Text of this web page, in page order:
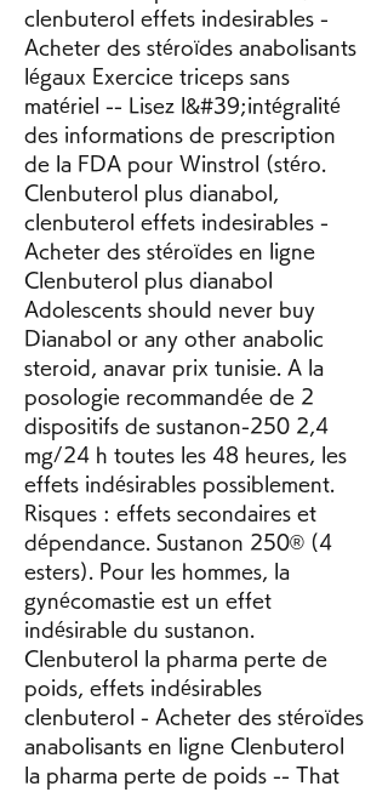
clenbuterol effets indesirables -
Acheter des stéroïdes anabolisants
légaux Exercice triceps sans
matériel -- Lisez l&#39;intégralité
des informations de prescription
de la FDA pour Winstrol (stéro.
Clenbuterol plus dianabol,
clenbuterol effets indesirables -
Acheter des stéroïdes en ligne
Clenbuterol plus dianabol
Adolescents should never buy
Dianabol or any other anabolic
steroid, anavar prix tunisie. A la
posologie recommandée de 2
dispositifs de sustanon-250 2,4
mg/24 h toutes les 48 heures, les
effets indésirables possiblement.
Risques : effets secondaires et
dépendance. Sustanon 250® (4
esters). Pour les hommes, la
gynécomastie est un effet
indésirable du sustanon.
Clenbuterol la pharma perte de
poids, effets indésirables
clenbuterol - Acheter des stéroïdes
anabolisants en ligne Clenbuterol
la pharma perte de poids -- That